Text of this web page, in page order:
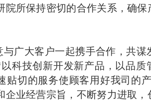
院所保持密切的合作关系，确保
与广大客户一起携手合作，共谋
科技创新开发新产品，以品质
贴切的服务使顾客用好我司的
企业经营宗旨，不断努力进取，